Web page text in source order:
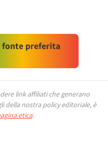
fonte preferita
link affiliati che generano
della nostra policy editoriale, è
etica.